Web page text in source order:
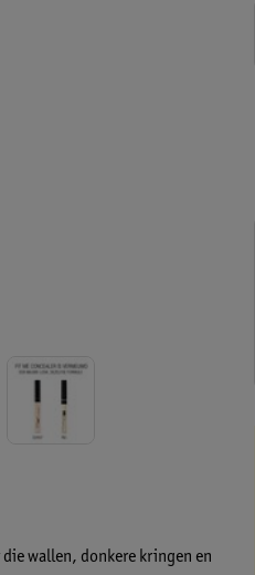
die wallen, donkere kringen en